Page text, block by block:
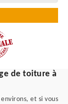
de toiture à
et si vous